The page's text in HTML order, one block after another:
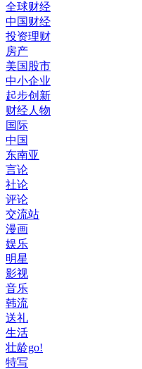
全球财经
中国财经
投资理财
房产
美国股市
中小企业
起步创新
财经人物
国际
中国
东南亚
言论
社论
评论
交流站
漫画
娱乐
明星
影视
音乐
韩流
送礼
生活
壮龄go!
特写